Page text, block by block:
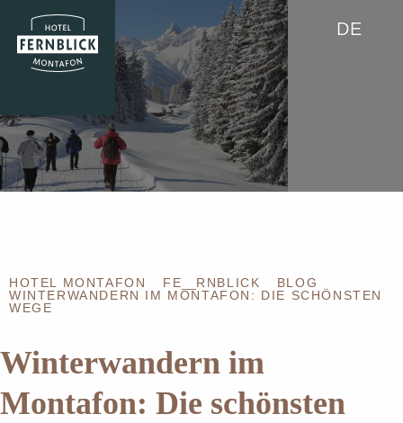
DE
HOTEL MONTAFON FE RNBLICK
BLOG
WINTERWANDERN IM MONTAFON: DIE SCHÖNSTEN
WEGE
Winterwandern im
Montafon: Die schönsten